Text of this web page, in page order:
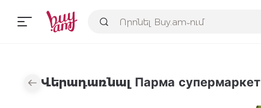
Վերադառնալ Парма супермаркет